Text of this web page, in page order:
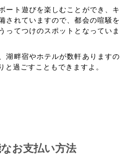
ート遊びを楽しむことができ、キ
されていますので、都会の喧騒を
ってつけのスポットとなっていま
湖畔宿やホテルが数軒ありますの
と過ごすこともできますよ。
お支払い方法